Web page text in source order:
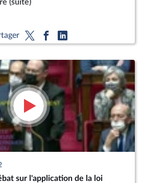
(suite)
sur l'application de la loi